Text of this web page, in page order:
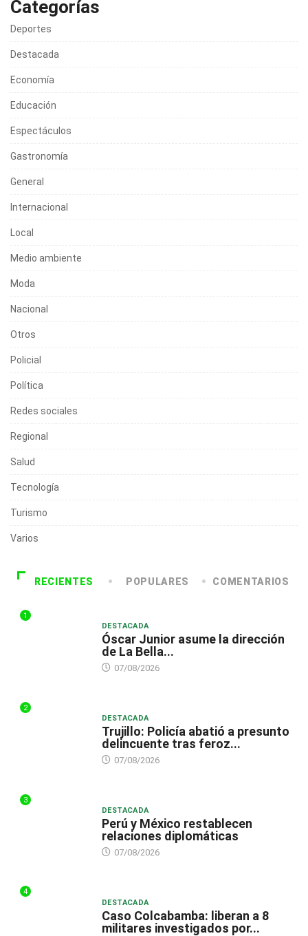
Categorías
Deportes
Destacada
Economía
Educación
Espectáculos
Gastronomía
General
Internacional
Local
Medio ambiente
Moda
Nacional
Otros
Policial
Política
Redes sociales
Regional
Salud
Tecnología
Turismo
Varios
RECIENTES POPULARES COMENTARIOS
1
DESTACADA
Óscar Junior asume la dirección
de La Bella...
07/08/2026
2
DESTACADA
Trujillo: Policía abatió a presunto
delincuente tras feroz...
07/08/2026
3
DESTACADA
Perú y México restablecen
relaciones diplomáticas
07/08/2026
4
DESTACADA
Caso Colcabamba: liberan a 8
militares investigados por...